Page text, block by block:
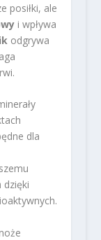
posiłki, ale
i wpływa
odgrywa
dla
dzięki